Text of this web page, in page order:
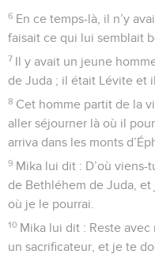
6 En ce temps-là, il n’y
faisait ce qui lui semblait
7 Il y avait un jeune
de Juda ; il était Lévite et
8 Cet homme partit de la
aller séjourner là où il
arriva dans les monts
9 Mika lui dit : D’où viens-
de Bethléhem de Juda,
où je le pourrai.
10 Mika lui dit : Reste
un sacrificateur, et je te